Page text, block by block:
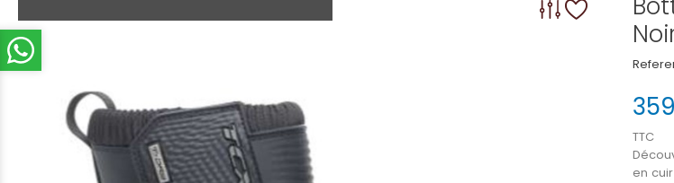
TTC
en